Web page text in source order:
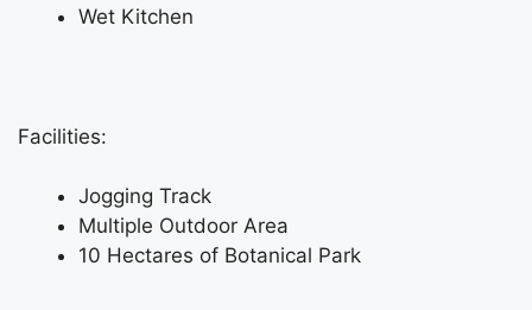
Wet Kitchen
Facilities:
Jogging Track
Multiple Outdoor Area
10 Hectares of Botanical Park